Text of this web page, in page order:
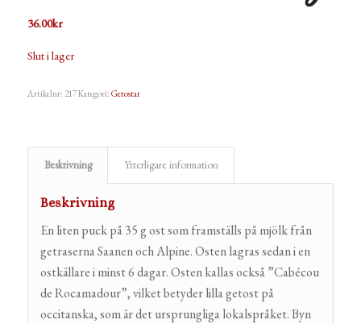
36.00kr
Slut i lager
Artikelnr: 217Kategori: Getostar
Beskrivning Ytterligare information
Beskrivning
En liten puck på 35 g ost som framställs på mjölk från
getraserna Saanen och Alpine. Osten lagras sedan i en
ostkällare i minst 6 dagar. Osten kallas också ”Cabécou
de Rocamadour”, vilket betyder lilla getost på
occitanska, som är det ursprungliga lokalspråket. Byn